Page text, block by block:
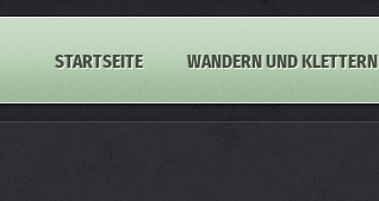
STARTSEITE WANDERN UND KLETTERN